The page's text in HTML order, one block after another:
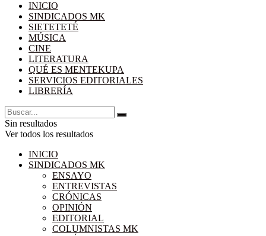
INICIO
SINDICADOS MK
SIETETETÉ
MÚSICA
CINE
LITERATURA
QUÉ ES MENTEKUPA
SERVICIOS EDITORIALES
LIBRERÍA
Sin resultados
Ver todos los resultados
INICIO
SINDICADOS MK
ENSAYO
ENTREVISTAS
CRÓNICAS
OPINIÓN
EDITORIAL
COLUMNISTAS MK